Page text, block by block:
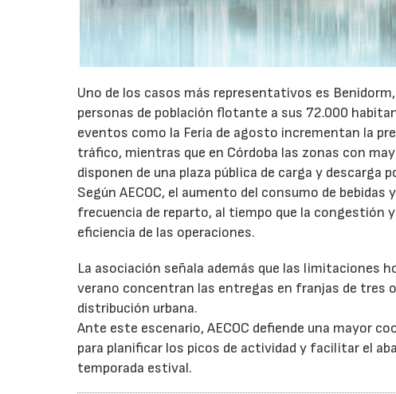
Uno de los casos más representativos es
personas de población flotante a sus 72.000
eventos como la Feria de agosto incrementan la
tráfico, mientras que en Córdoba las zonas con
disponen de una plaza pública de carga y descarga
Según AECOC, el aumento del consumo de
frecuencia de reparto, al tiempo que la congestión
eficiencia de las operaciones.
La asociación señala además que las limitaciones
verano concentran las entregas en franjas de tres
distribución urbana.
Ante este escenario, AECOC defiende una mayor
para planificar los picos de actividad y facilitar el
temporada estival.